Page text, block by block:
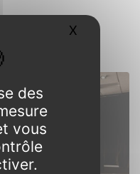
des
vous
X Masquer